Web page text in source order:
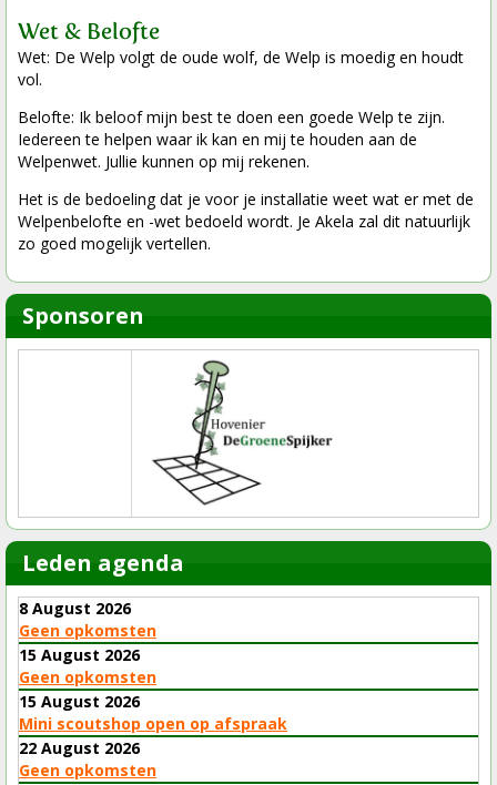
Wet & Belofte
Wet: De Welp volgt de oude wolf, de Welp is moedig en houdt
vol.
Belofte: Ik beloof mijn best te doen een goede Welp te zijn.
Iedereen te helpen waar ik kan en mij te houden aan de
Welpenwet. Jullie kunnen op mij rekenen.
Het is de bedoeling dat je voor je installatie weet wat er met de
Welpenbelofte en -wet bedoeld wordt. Je Akela zal dit natuurlijk
zo goed mogelijk vertellen.
Sponsoren
Leden agenda
8 August 2026
Geen opkomsten
15 August 2026
Geen opkomsten
15 August 2026
Mini scoutshop open op afspraak
22 August 2026
Geen opkomsten